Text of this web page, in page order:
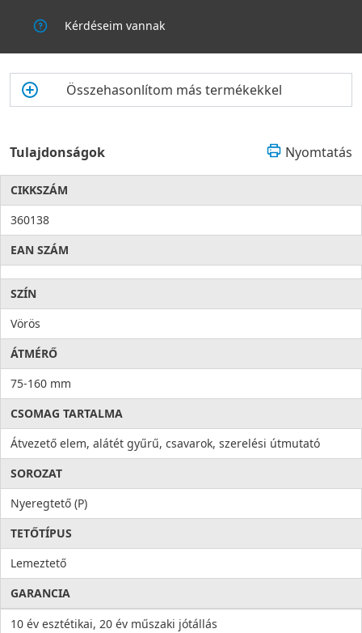
Kérdéseim vannak
Összehasonlítom más termékekkel
Tulajdonságok Nyomtatás
CIKKSZÁM
360138
EAN SZÁM
SZÍN
Vörös
ÁTMÉRŐ
75-160 mm
CSOMAG TARTALMA
Átvezető elem, alátét gyűrű, csavarok, szerelési útmutató
SOROZAT
Nyeregtető (P)
TETŐTÍPUS
Lemeztető
GARANCIA
10 év esztétikai, 20 év műszaki jótállás